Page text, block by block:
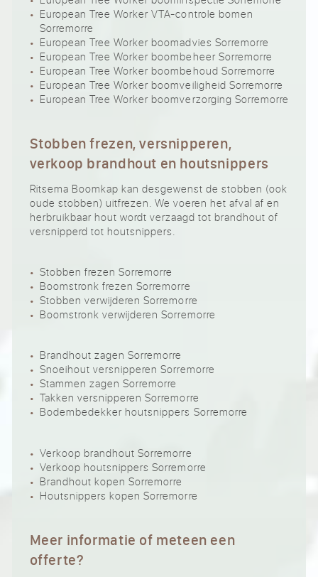
European Tree Worker VTA-controle bomen
Sorremorre
European Tree Worker boomadvies Sorremorre
European Tree Worker boombeheer Sorremorre
European Tree Worker boombehoud Sorremorre
European Tree Worker boomveiligheid Sorremorre
European Tree Worker boomverzorging Sorremorre
Stobben frezen, versnipperen,
verkoop brandhout en houtsnippers
Ritsema Boomkap kan desgewenst de stobben (ook
oude stobben) uitfrezen. We voeren het afval af en
herbruikbaar hout wordt verzaagd tot brandhout of
versnipperd tot houtsnippers.
Stobben frezen Sorremorre
Boomstronk frezen Sorremorre
Stobben verwijderen Sorremorre
Boomstronk verwijderen Sorremorre
Brandhout zagen Sorremorre
Snoeihout versnipperen Sorremorre
Stammen zagen Sorremorre
Takken versnipperen Sorremorre
Bodembedekker houtsnippers Sorremorre
Verkoop brandhout Sorremorre
Verkoop houtsnippers Sorremorre
Brandhout kopen Sorremorre
Houtsnippers kopen Sorremorre
Meer informatie of meteen een
offerte?